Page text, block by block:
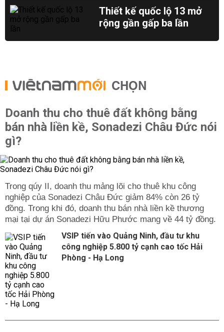
Thiết kế quốc lộ 13 mở
rộng gần gấp ba lần
CHỌN
Doanh thu cho thuê đất không bằng
bán nhà liền kề, Sonadezi Châu Đức nói
gì?
Trong qúy II, doanh thu mảng lõi cho thuê khu công
nghiệp của Sonadezi Châu Đức giảm 84% còn 26 tỷ
đồng. Trong khi đó, doanh thu bán nhà liền kề thương
mại tại dự án Sonadezi Hữu Phước mang về 44 tỷ đồng.
VSIP tiến vào Quảng Ninh, đầu tư khu
công nghiệp 5.800 tỷ cạnh cao tốc Hải
Phòng - Hạ Long